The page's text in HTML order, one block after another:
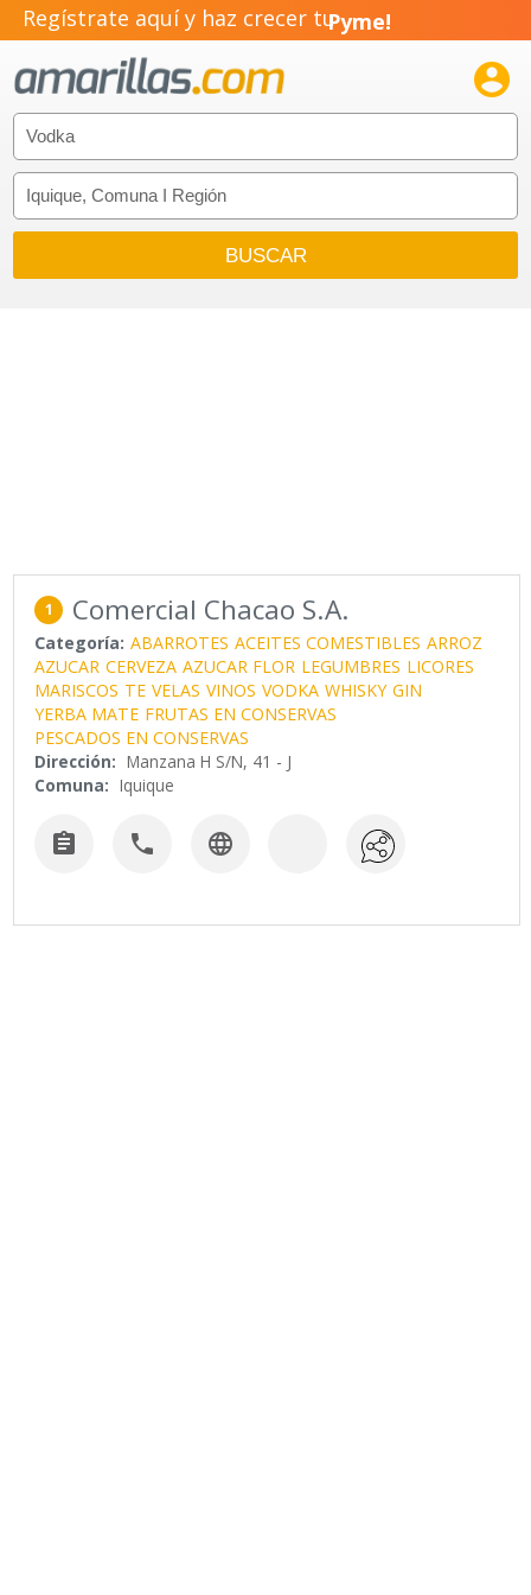
Regístrate aquí y haz crecer tuPyme!
Emprendimiento!

1 Comercial Chacao S.A.
Categoría: ABARROTES ACEITES COMESTIBLES ARROZ
AZUCAR CERVEZA AZUCAR FLOR LEGUMBRES LICORES
MARISCOS TE VELAS VINOS VODKA WHISKY GIN
YERBA MATE FRUTAS EN CONSERVAS
PESCADOS EN CONSERVAS
Dirección: Manzana H S/N, 41 - J
Comuna: Iquique
  